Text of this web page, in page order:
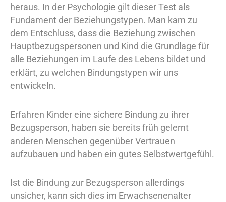
heraus. In der Psychologie gilt dieser Test als
Fundament der Beziehungstypen. Man kam zu
dem Entschluss, dass die Beziehung zwischen
Hauptbezugspersonen und Kind die Grundlage für
alle Beziehungen im Laufe des Lebens bildet und
erklärt, zu welchen Bindungstypen wir uns
entwickeln.
Erfahren Kinder eine sichere Bindung zu ihrer
Bezugsperson, haben sie bereits früh gelernt
anderen Menschen gegenüber Vertrauen
aufzubauen und haben ein gutes Selbstwertgefühl.
Ist die Bindung zur Bezugsperson allerdings
unsicher, kann sich dies im Erwachsenenalter